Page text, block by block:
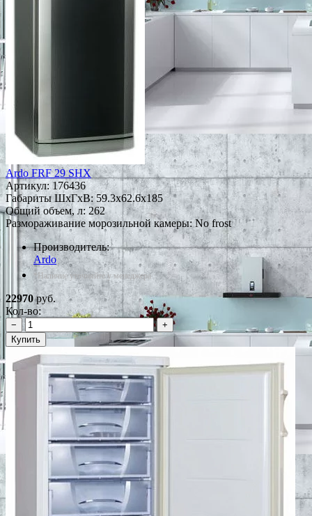
Ardo FRF 29 SHX
Артикул:176436
Габариты ШxГxВ: 59.3x62.6x185
Общий объем, л: 262
Размораживание морозильной камеры: No frost
Производитель:
Ardo
*Наличие уточняйте у менеджера
22970руб.
Кол-во:
−
+
Купить